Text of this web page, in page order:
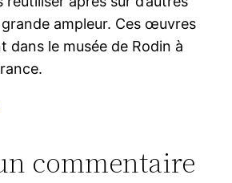
ampleur. Ces œuvres
dans le musée de Rodin à
commentaire